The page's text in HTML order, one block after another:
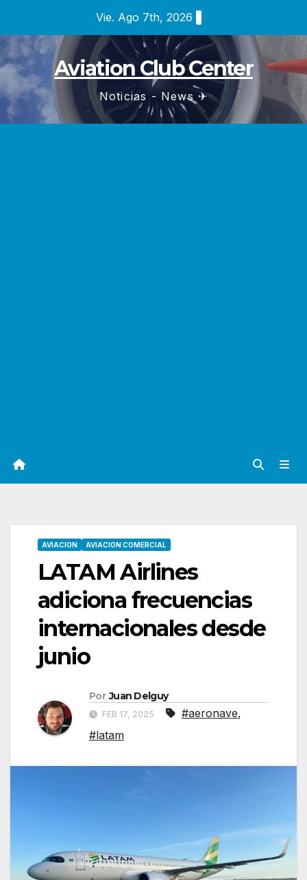
contenido
Vie. Ago 7th, 2026
Aviation Club Center
Noticias - News ✈
AVIACION AVIACION COMERCIAL
LATAM Airlines
adiciona frecuencias
internacionales desde
junio
Por Juan Delguy
FEB 17, 2025 #aeronave,
#latam